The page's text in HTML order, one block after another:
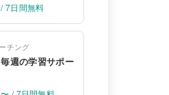
7日間無料
チング
週の学習サポー